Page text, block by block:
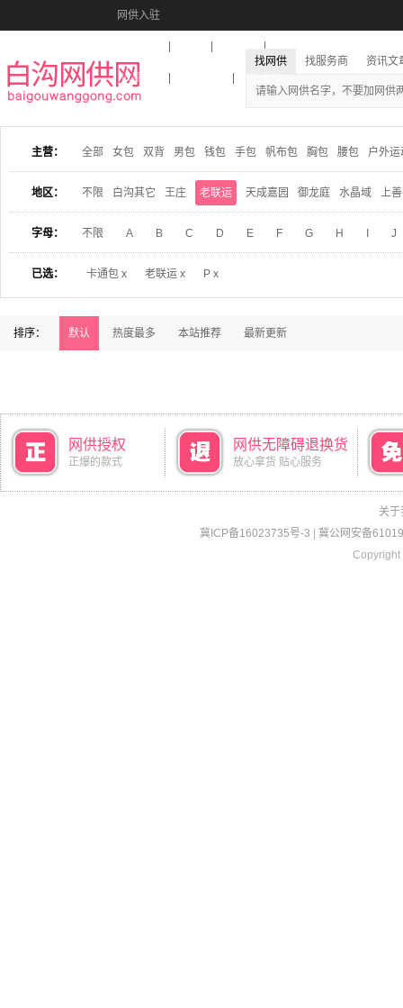
网供入驻
收藏本站
找网供 找服务商 资讯文
主营： 全部 女包 双背 男包 钱包 手包 帆布包 胸包 腰包 户外运
地区： 不限 白沟其它 王庄 老联运 天成嘉园 御龙庭 水晶域 上
字母： 不限 A B C D E F G H J
已选： 卡通包 x 老联运 x P x
排序： 默认 热度最多 本站推荐 最新更新
网供授权
正爆的款式
网供无障碍退换货
放心拿货 贴心服务
关于
冀ICP备16023735号-3
冀公网安备